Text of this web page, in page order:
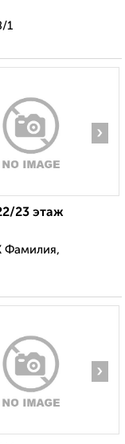
1
›
23 этаж
Фамилия,
›